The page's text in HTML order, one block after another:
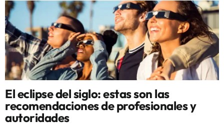
El eclipse del siglo: estas son las
recomendaciones de profesionales y
autoridades